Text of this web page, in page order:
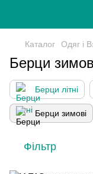
Каталог Одяг і
Берци
Берци літні
Берци зимові
Фільтр